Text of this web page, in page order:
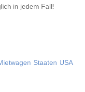
in jedem Fall!
Staaten USA